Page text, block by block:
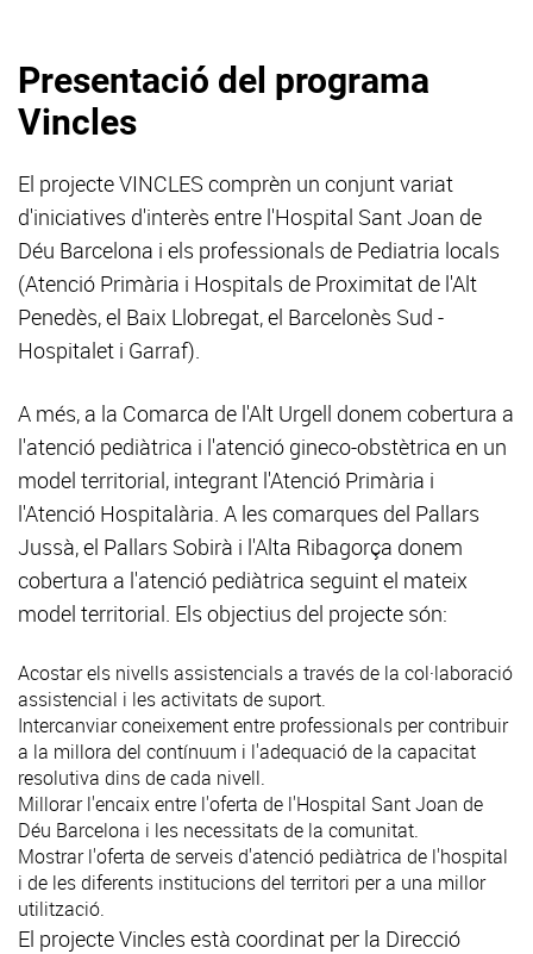
Presentació del programa
Vincles
El projecte VINCLES comprèn un conjunt variat
d'iniciatives d'interès entre l'Hospital Sant Joan de
Déu Barcelona i els professionals de Pediatria locals
(Atenció Primària i Hospitals de Proximitat de l'Alt
Penedès, el Baix Llobregat, el Barcelonès Sud -
Hospitalet i Garraf).
A més, a la Comarca de l'Alt Urgell donem cobertura a
l'atenció pediàtrica i l'atenció gineco-obstètrica en un
model territorial, integrant l'Atenció Primària i
l'Atenció Hospitalària. A les comarques del Pallars
Jussà, el Pallars Sobirà i l'Alta Ribagorça donem
cobertura a l'atenció pediàtrica seguint el mateix
model territorial. Els objectius del projecte són:
Acostar els nivells assistencials a través de la col·laboració
assistencial i les activitats de suport.
Intercanviar coneixement entre professionals per contribuir
a la millora del contínuum i l'adequació de la capacitat
resolutiva dins de cada nivell.
Millorar l'encaix entre l'oferta de l'Hospital Sant Joan de
Déu Barcelona i les necessitats de la comunitat.
Mostrar l'oferta de serveis d'atenció pediàtrica de l'hospital
i de les diferents institucions del territori per a una millor
utilització.
El projecte Vincles està coordinat per la Direcció